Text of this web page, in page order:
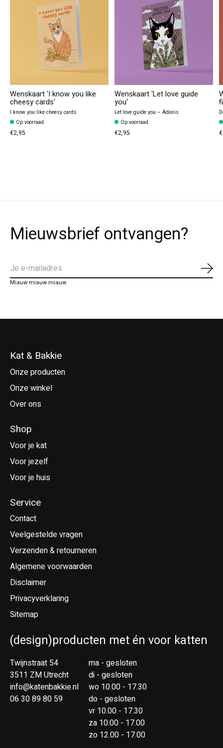
Wenskaart 'I know you like
cheesy cards'
I know you like cheesy cards
Op voorraad
€2,95
Wenskaart 'Let love guide
you'
Let love guide you – Adonis
Op voorraad
€2,95
Mieuwsbrief ontvangen?
Miauw miauw miauw
Kat & Bakkie
Onze producten
Onze winkel
Over ons
Shop
Voor je kat
Voor jezelf
Voor je huis
Service
Contact
Veelgestelde vragen
Verzenden & retourneren
Algemene voorwaarden
Disclaimer
Privacyverklaring
Sitemap
(design)producten met én voor katten
Twijnstraat 54
3511 ZM Utrecht
info@katenbakkie.nl
06 30 89 80 59
ma - gesloten
di - gesloten
wo 10.00 - 17.30
do - gesloten
vr 10.00 - 17.30
za 10.00 - 17.00
zo 12.00 - 17.00